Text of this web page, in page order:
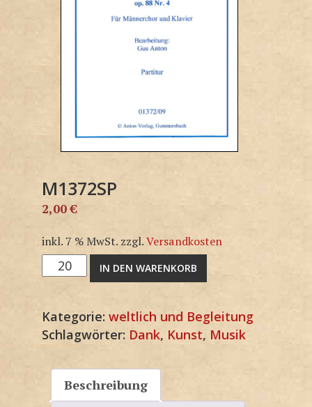
M1372SP
2,00€
inkl. 7 % MwSt. zzgl.Versandkosten
M1372SP
Menge
IN DEN WARENKORB
Kategorie: weltlich und Begleitung
Schlagwörter: Dank, Kunst, Musik
Beschreibung